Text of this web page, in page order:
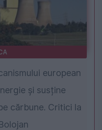
european
și susține
cărbune. Critici la